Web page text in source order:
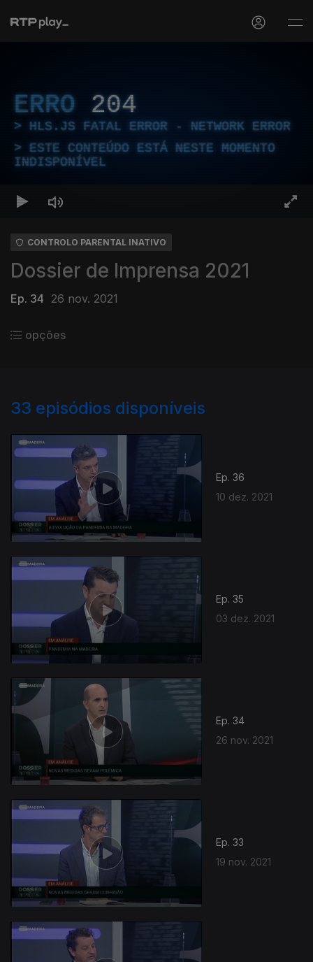
ERRO 204
HLS.JS FATAL ERROR - NETWORK ERROR
ESTE CONTEÚDO ESTÁ NESTE MOMENTO
INDISPONÍVEL
CONTROLO PARENTAL INATIVO
Dossier de Imprensa 2021
Ep. 34 26 nov. 2021
opções
33 episódios disponíveis
Ep. 36
10 dez. 2021
Ep. 35
03 dez. 2021
Ep. 34
26 nov. 2021
Ep. 33
19 nov. 2021